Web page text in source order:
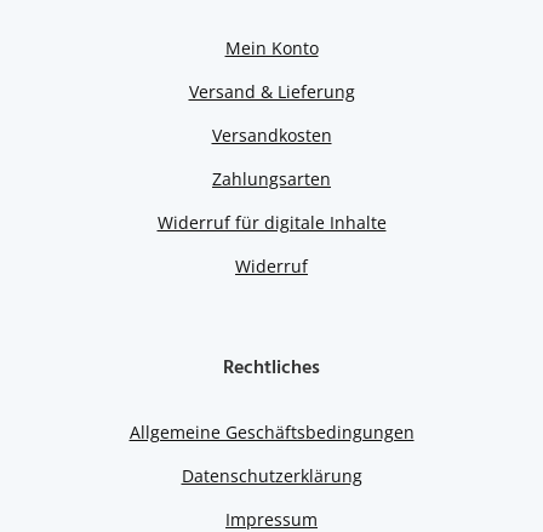
Mein Konto
Versand & Lieferung
Versandkosten
Zahlungsarten
Widerruf für digitale Inhalte
Widerruf
Rechtliches
Allgemeine Geschäftsbedingungen
Datenschutzerklärung
Impressum